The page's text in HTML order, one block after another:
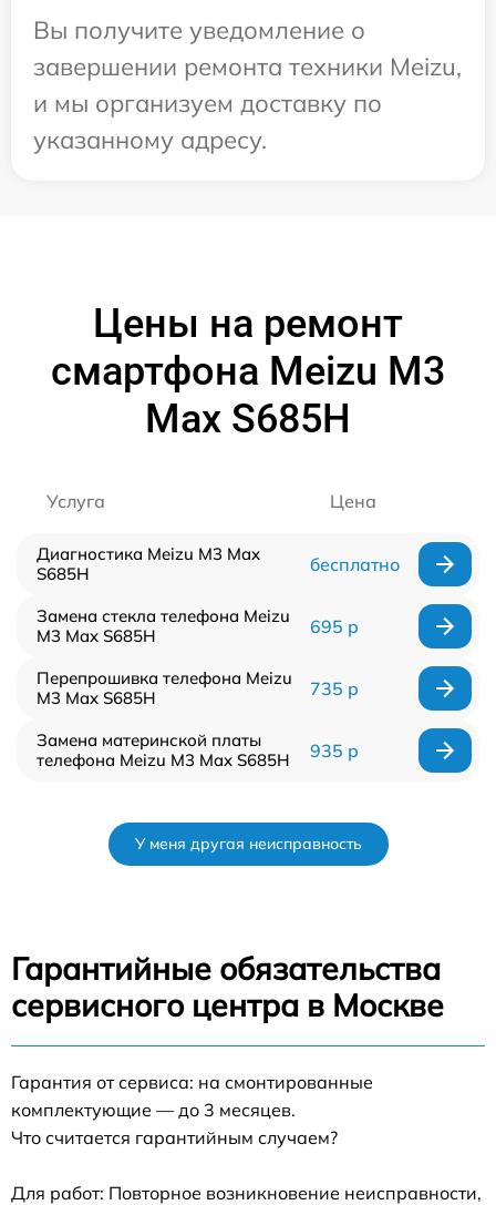
Вы получите уведомление о
завершении ремонта техники Meizu,
и мы организуем доставку по
указанному адресу.
Цены на ремонт
смартфона Meizu M3
Max S685H
Услуга Цена
Диагностика Meizu M3 Max
S685H
бесплатно
Замена стекла телефона Meizu
M3 Max S685H
695 р
Перепрошивка телефона Meizu
M3 Max S685H
735 р
Замена материнской платы
телефона Meizu M3 Max S685H
935 р
У меня другая неисправность
Гарантийные обязательства
сервисного центра в Москве
Гарантия от сервиса: на смонтированные
комплектующие — до 3 месяцев.
Что считается гарантийным случаем?
Для работ: Повторное возникновение неисправности,